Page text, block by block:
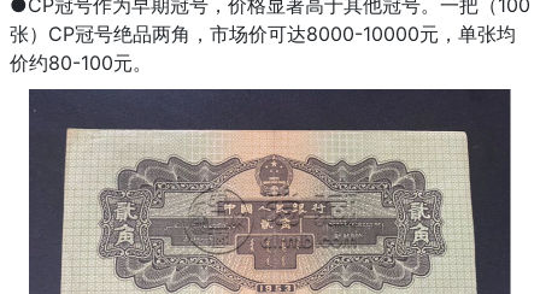
张）CP冠号绝品两角，市场价可达8000-10000元，单张均
价约80-100元。